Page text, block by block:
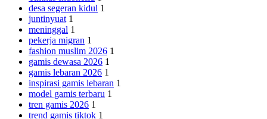
desa segeran kidul 1
juntinyuat 1
meninggal 1
pekerja migran 1
fashion muslim 2026 1
gamis dewasa 2026 1
gamis lebaran 2026 1
inspirasi gamis lebaran 1
model gamis terbaru 1
tren gamis 2026 1
trend gamis tiktok 1